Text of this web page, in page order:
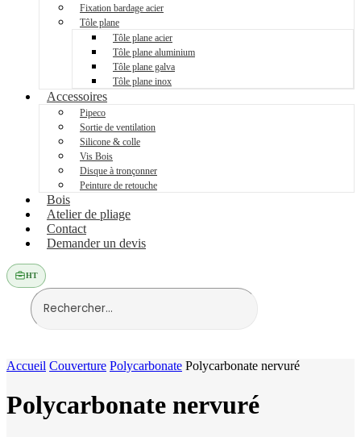
Fixation bardage acier
Tôle plane
Tôle plane acier
Tôle plane aluminium
Tôle plane galva
Tôle plane inox
Accessoires
Pipeco
Sortie de ventilation
Silicone & colle
Vis Bois
Disque à tronçonner
Peinture de retouche
Bois
Atelier de pliage
Contact
Demander un devis
HT
Accueil Couverture Polycarbonate Polycarbonate nervuré
Polycarbonate nervuré